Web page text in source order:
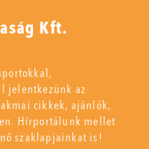
Kft.
jelentkezünk az
cikkek, ajánlók,
Hírportálunk mellet
szaklapjainkat is!